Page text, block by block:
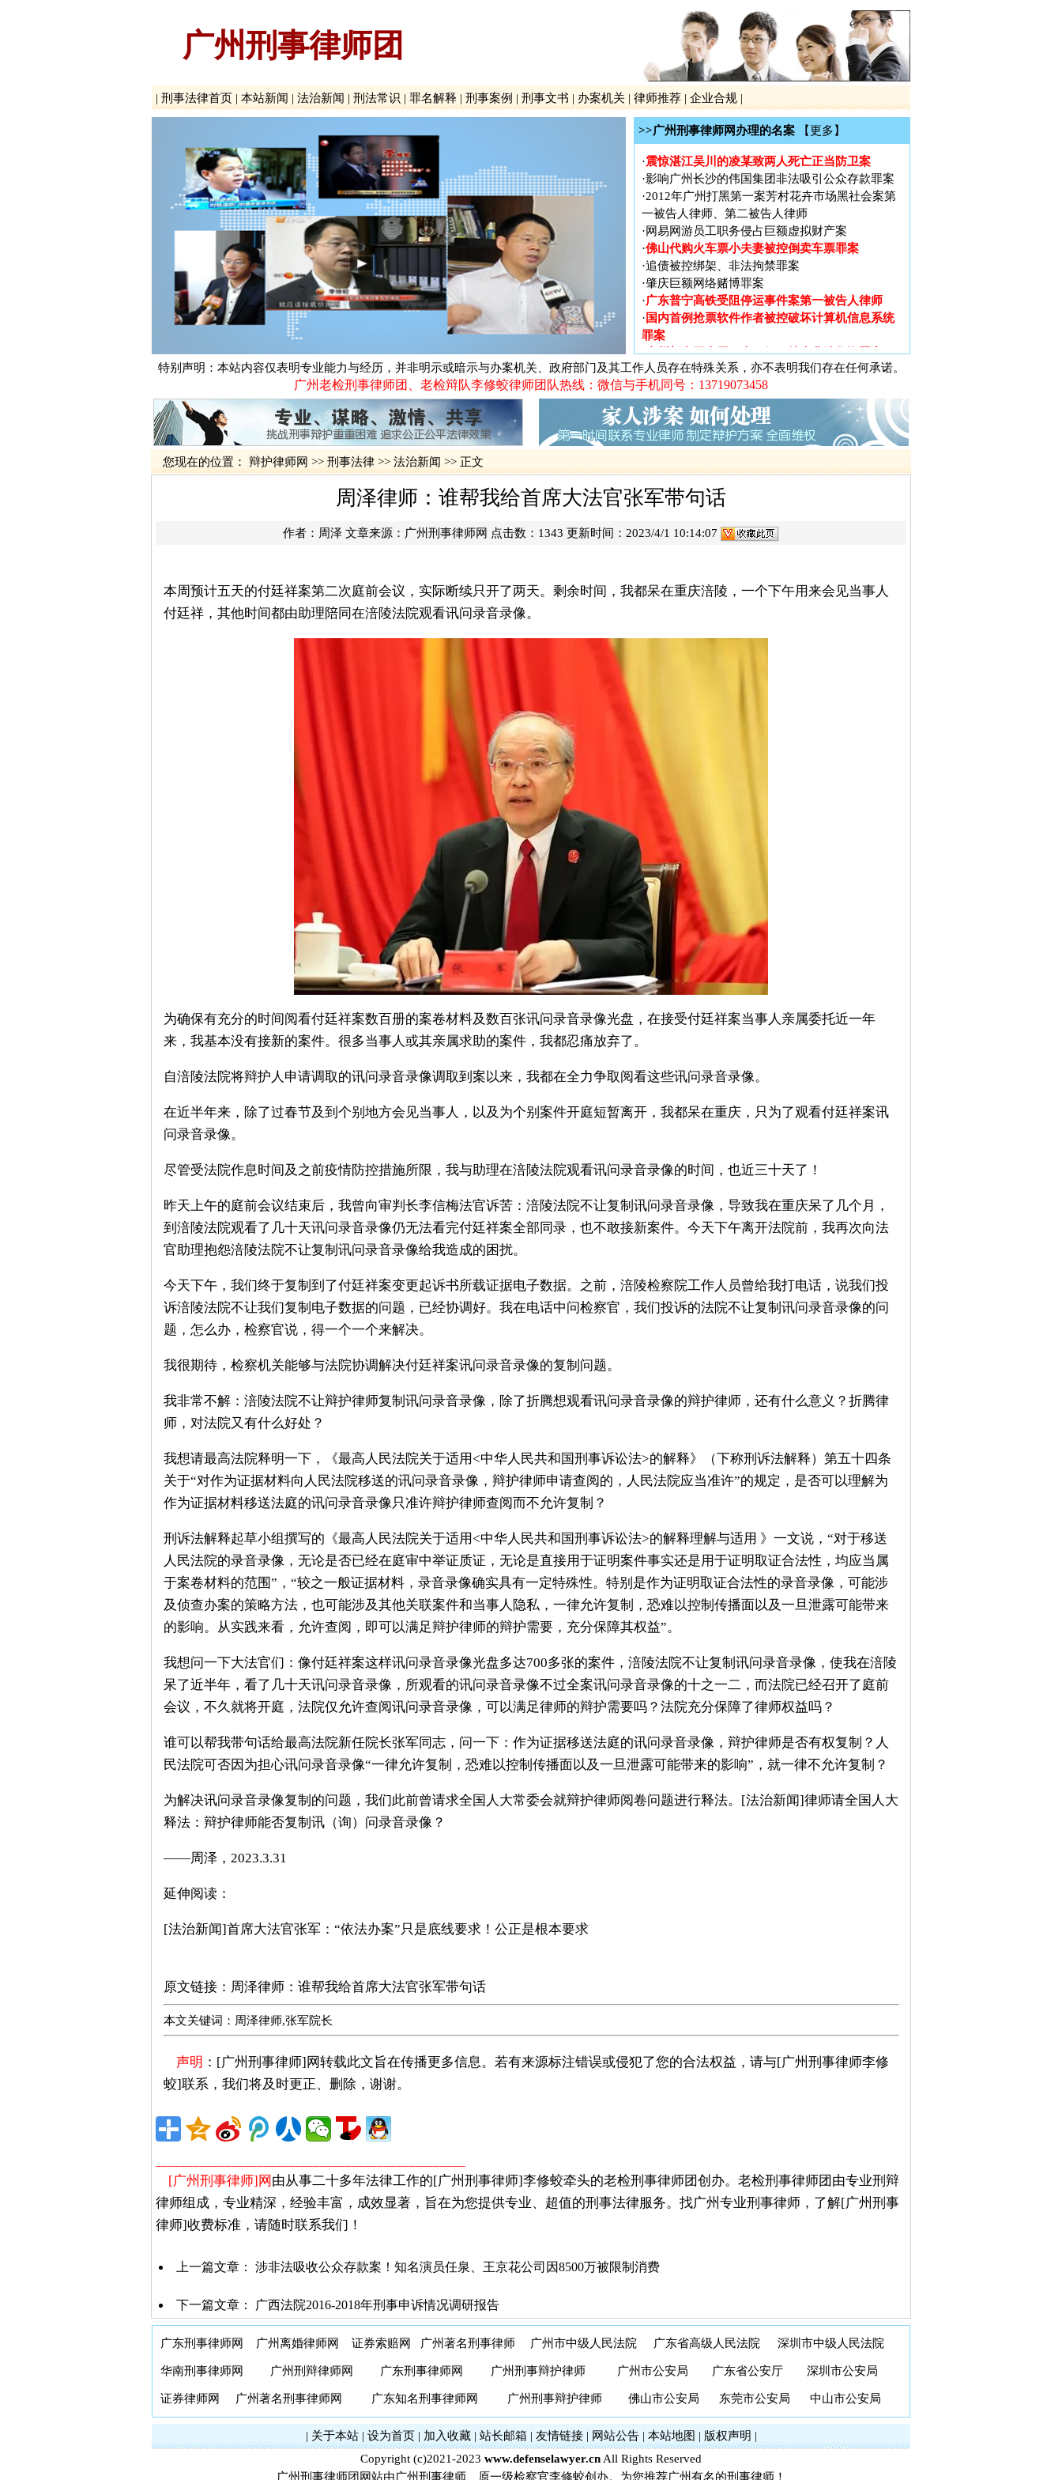
广州刑事律师团
| 刑事法律首页 | 本站新闻 | 法治新闻 | 刑法常识 | 罪名解释 | 刑事案例 | 刑事文书 | 办案机关 | 律师推荐 | 企业合规 |
>>广州刑事律师网办理的名案 【更多】
广东普宁高铁受阻停运事件案第一被告人律师
国内首例抢票软件作者被控破坏计算机信息系统
广州新中国大厦（十三行）特大非法集资罪案
贵州贵阳打黑第一案黎庆洪被黑社会案
·广泛报道、电视台大讨论的大学生李宗熙杀害厂
长案
·火车票实名制后全国首例倒卖车票无罪辩护案
影响广州长沙的伟国集团非法吸引公众存款罪案
2012年广州打黑第一案芳村花卉市场黑社会案第
一被告人律师、第二被告人律师
网易网游员工职务侵占巨额虚拟财产案
佛山代购火车票小夫妻被控倒卖车票罪案
追债被控绑架、非法拘禁罪案
肇庆巨额网络赌博罪案
广东普宁高铁受阻停运事件案第一被告人律师
国内首例抢票软件作者被控破坏计算机信息系统
罪案
·广州新中国大厦（十三行）特大非法集资罪案
贵州贵阳打黑第一案黎庆洪被黑社会案
·广泛报道、电视台大讨论的大学生李宗熙杀害厂
长案
·火车票实名制后全国首例倒卖车票无罪辩护案
·震惊湛江吴川的凌某致两人死亡正当防卫案
·影响广州长沙的伟国集团非法吸引公众存款罪案
·网易网游员工职务侵占巨额虚拟财产案
·追债被控绑架、非法拘禁罪案
特别声明：本站内容仅表明专业能力与经历，并非明示或暗示与办案机关、政府部门及其工作人员存在特殊关系，亦不表明我们存在任何承诺。
广州老检刑事律师团、老检辩队李修蛟律师团队热线：微信与手机同号：13719073458
您现在的位置： 辩护律师网 >> 刑事法律 >> 法治新闻 >> 正文
周泽律师：谁帮我给首席大法官张军带句话
作者： 周泽 文章来源： 广州刑事律师网 点击数： 1343 更新时间：2023/4/1 10:14:07
本周预计五天的付廷祥案第二次庭前会议，实际断续只开了两天。剩余时间，我都呆在重庆涪陵，一个下午用来会见当事人
付廷祥，其他时间都由助理陪同在涪陵法院观看讯问录音录像。
为确保有充分的时间阅看付廷祥案数百册的案卷材料及数百张讯问录音录像光盘，在接受付廷祥案当事人亲属委托近一年
来，我基本没有接新的案件。很多当事人或其亲属求助的案件，我都忍痛放弃了。
自涪陵法院将辩护人申请调取的讯问录音录像调取到案以来，我都在全力争取阅看这些讯问录音录像。
在近半年来，除了过春节及到个别地方会见当事人，以及为个别案件开庭短暂离开，我都呆在重庆，只为了观看付廷祥案讯
问录音录像。
尽管受法院作息时间及之前疫情防控措施所限，我与助理在涪陵法院观看讯问录音录像的时间，也近三十天了！
昨天上午的庭前会议结束后，我曾向审判长李信梅法官诉苦：涪陵法院不让复制讯问录音录像，导致我在重庆呆了几个月，
到涪陵法院观看了几十天讯问录音录像仍无法看完付廷祥案全部同录，也不敢接新案件。今天下午离开法院前，我再次向法
官助理抱怨涪陵法院不让复制讯问录音录像给我造成的困扰。
今天下午，我们终于复制到了付廷祥案变更起诉书所载证据电子数据。之前，涪陵检察院工作人员曾给我打电话，说我们投
诉涪陵法院不让我们复制电子数据的问题，已经协调好。我在电话中问检察官，我们投诉的法院不让复制讯问录音录像的问
题，怎么办，检察官说，得一个一个来解决。
我很期待，检察机关能够与法院协调解决付廷祥案讯问录音录像的复制问题。
我非常不解：涪陵法院不让辩护律师复制讯问录音录像，除了折腾想观看讯问录音录像的辩护律师，还有什么意义？折腾律
师，对法院又有什么好处？
我想请最高法院释明一下，《最高人民法院关于适用<中华人民共和国刑事诉讼法>的解释》（下称刑诉法解释）第五十四条
关于“对作为证据材料向人民法院移送的讯问录音录像，辩护律师申请查阅的，人民法院应当准许”的规定，是否可以理解为
作为证据材料移送法庭的讯问录音录像只准许辩护律师查阅而不允许复制？
刑诉法解释起草小组撰写的《最高人民法院关于适用<中华人民共和国刑事诉讼法>的解释理解与适用 》一文说，“对于移送
人民法院的录音录像，无论是否已经在庭审中举证质证，无论是直接用于证明案件事实还是用于证明取证合法性，均应当属
于案卷材料的范围”，“较之一般证据材料，录音录像确实具有一定特殊性。特别是作为证明取证合法性的录音录像，可能涉
及侦查办案的策略方法，也可能涉及其他关联案件和当事人隐私，一律允许复制，恐难以控制传播面以及一旦泄露可能带来
的影响。从实践来看，允许查阅，即可以满足辩护律师的辩护需要，充分保障其权益”。
我想问一下大法官们：像付廷祥案这样讯问录音录像光盘多达700多张的案件，涪陵法院不让复制讯问录音录像，使我在涪陵
呆了近半年，看了几十天讯问录音录像，所观看的讯问录音录像不过全案讯问录音录像的十之一二，而法院已经召开了庭前
会议，不久就将开庭，法院仅允许查阅讯问录音录像，可以满足律师的辩护需要吗？法院充分保障了律师权益吗？
谁可以帮我带句话给最高法院新任院长张军同志，问一下：作为证据移送法庭的讯问录音录像，辩护律师是否有权复制？人
民法院可否因为担心讯问录音录像“一律允许复制，恐难以控制传播面以及一旦泄露可能带来的影响”，就一律不允许复制？
为解决讯问录音录像复制的问题，我们此前曾请求全国人大常委会就辩护律师阅卷问题进行释法。[法治新闻]律师请全国人大
释法：辩护律师能否复制讯（询）问录音录像？
——周泽，2023.3.31
延伸阅读：
[法治新闻]首席大法官张军：“依法办案”只是底线要求！公正是根本要求
原文链接： 周泽律师：谁帮我给首席大法官张军带句话
本文关键词：周泽律师,张军院长
声明 ：[广州刑事律师]网转载此文旨在传播更多信息。若有来源标注错误或侵犯了您的合法权益，请与[广州刑事律师李修
蛟]联系，我们将及时更正、删除，谢谢。
[广州刑事律师]网 由从事二十多年法律工作的[广州刑事律师]李修蛟牵头的老检刑事律师团创办。老检刑事律师团由专业刑辩
律师组成，专业精深，经验丰富，成效显著，旨在为您提供专业、超值的刑事法律服务。找广州专业刑事律师，了解[广州刑事
律师]收费标准，请随时联系我们！
上一篇文章： 涉非法吸收公众存款案！知名演员任泉、王京花公司因8500万被限制消费
下一篇文章： 广西法院2016-2018年刑事申诉情况调研报告
广东刑事律师网 广州离婚律师网 证券索赔网 广州著名刑事律师 广州市中级人民法院 广东省高级人民法院 深圳市中级人民法院
华南刑事律师网 广州刑辩律师网 广东刑事律师网 广州刑事辩护律师 广州市公安局 广东省公安厅 深圳市公安局
证券律师网 广州著名刑事律师网 广东知名刑事律师网 广州刑事辩护律师 佛山市公安局 东莞市公安局 中山市公安局
| 关于本站| 设为首页| 加入收藏| 站长邮箱 | 友情链接| 网站公告| 本站地图 | 版权声明 |
Copyright (c)2021-2023 www.defenselawyer.cn All Rights Reserved
广州刑事律师团网站由广州刑事律师、原一级检察官李修蛟创办。为您推荐广州有名的刑事律师！